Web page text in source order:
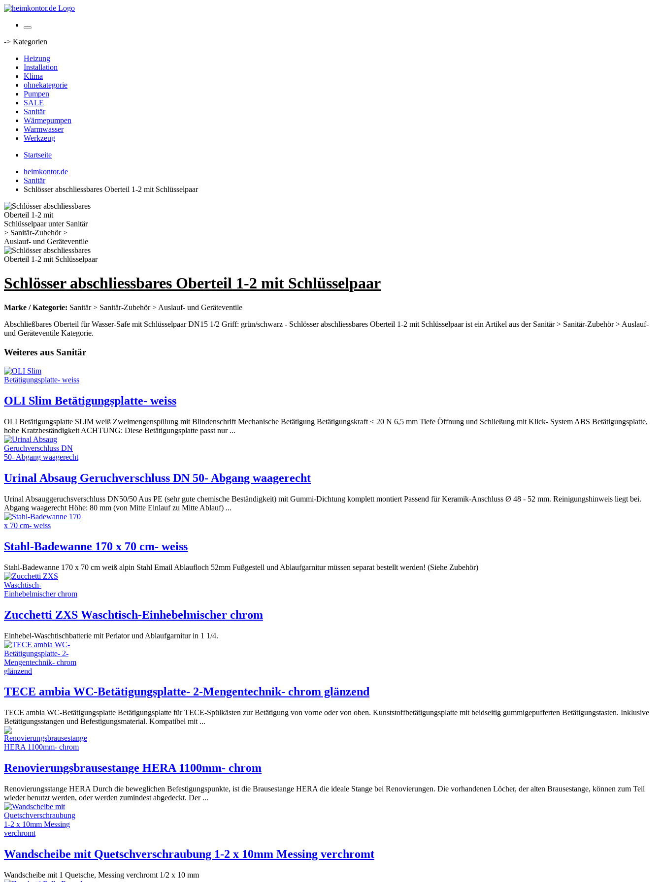
-> Kategorien
Heizung
Installation
Klima
ohnekategorie
Pumpen
SALE
Sanitär
Wärmepumpen
Warmwasser
Werkzeug
Startseite
heimkontor.de
Sanitär
Schlösser abschliessbares Oberteil 1-2 mit Schlüsselpaar
Schlösser abschliessbares Oberteil 1-2 mit Schlüsselpaar
Marke / Kategorie: Sanitär > Sanitär-Zubehör > Auslauf- und Geräteventile
Abschließbares Oberteil für Wasser-Safe mit Schlüsselpaar DN15 1/2 Griff: grün/schwarz - Schlösser abschliessbares Oberteil 1-2 mit Schlüsselpaar ist ein Artikel aus der Sanitär > Sanitär-Zubehör > Auslauf-
und Geräteventile Kategorie.
Weiteres aus Sanitär
OLI Slim Betätigungsplatte- weiss
OLI Betätigungsplatte SLIM weiß Zweimengenspülung mit Blindenschrift Mechanische Betätigung Betätigungskraft < 20 N 6,5 mm Tiefe Öffnung und Schließung mit Klick- System ABS Betätigungsplatte,
hohe Kratzbeständigkeit ACHTUNG: Diese Betätigungsplatte passt nur ...
Urinal Absaug Geruchverschluss DN 50- Abgang waagerecht
Urinal Absauggeruchsverschluss DN50/50 Aus PE (sehr gute chemische Beständigkeit) mit Gummi-Dichtung komplett montiert Passend für Keramik-Anschluss Ø 48 - 52 mm. Reinigungshinweis liegt bei.
Abgang waagerecht Höhe: 80 mm (von Mitte Einlauf zu Mitte Ablauf) ...
Stahl-Badewanne 170 x 70 cm- weiss
Stahl-Badewanne 170 x 70 cm weiß alpin Stahl Email Ablaufloch 52mm Fußgestell und Ablaufgarnitur müssen separat bestellt werden! (Siehe Zubehör)
Zucchetti ZXS Waschtisch-Einhebelmischer chrom
Einhebel-Waschtischbatterie mit Perlator und Ablaufgarnitur in 1 1/4.
TECE ambia WC-Betätigungsplatte- 2-Mengentechnik- chrom glänzend
TECE ambia WC-Betätigungsplatte Betätigungsplatte für TECE-Spülkästen zur Betätigung von vorne oder von oben. Kunststoffbetätigungsplatte mit beidseitig gummigepufferten Betätigungstasten. Inklusive
Betätigungsstangen und Befestigungsmaterial. Kompatibel mit ...
Renovierungsbrausestange HERA 1100mm- chrom
Renovierungsstange HERA Durch die beweglichen Befestigungspunkte, ist die Brausestange HERA die ideale Stange bei Renovierungen. Die vorhandenen Löcher, der alten Brausestange, können zum Teil
wieder benutzt werden, oder werden zumindest abgedeckt. Der ...
Wandscheibe mit Quetschverschraubung 1-2 x 10mm Messing verchromt
Wandscheibe mit 1 Quetsche, Messing verchromt 1/2 x 10 mm